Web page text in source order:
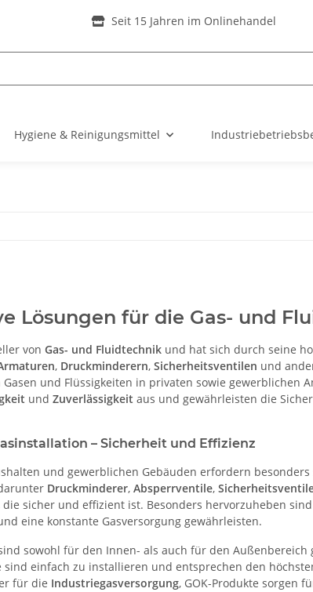
Seit 15 Jahren im Onlinehandel
Hygiene & Reinigungsmittel
Lösungen für die Gas- und
von Gas- und Fluidtechnik und hat sich durch seine
, Druckminderern, Sicherheitsventilen und
und Flüssigkeiten in privaten sowie gewerblichen
und Zuverlässigkeit aus und gewährleisten die
– Sicherheit und Effizienz
und gewerblichen Gebäuden erfordern
Druckminderer, Absperrventile,
die sicher und effizient ist. Besonders hervorzuheben
eine konstante Gasversorgung gewährleisten.
sowohl für den Innen- als auch für den
sind einfach zu installieren und entsprechen den
für die Industriegasversorgung, GOK-Produkte sorgen